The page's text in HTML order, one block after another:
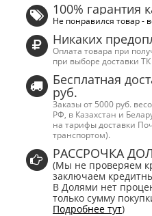
100% гарантия
Не понравился товар -
Никаких
Оплата товара при
при выборе доставки
Бесплатная
руб.
Заказы от 5000 руб.
РФ, в Казахстан и
на тарифы доставки
транспортом).
РАССРОЧКА
(Мы не проверяем
заключаем
В Долями нет
только сумму
Подробнее тут)